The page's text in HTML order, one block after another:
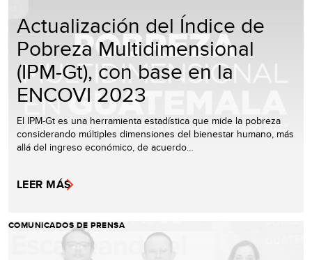
Actualización del Índice de
Pobreza Multidimensional
(IPM-Gt), con base en la
ENCOVI 2023
El IPM-Gt es una herramienta estadística que mide la pobreza
considerando múltiples dimensiones del bienestar humano, más
allá del ingreso económico, de acuerdo…
LEER MÁS
COMUNICADOS DE PRENSA